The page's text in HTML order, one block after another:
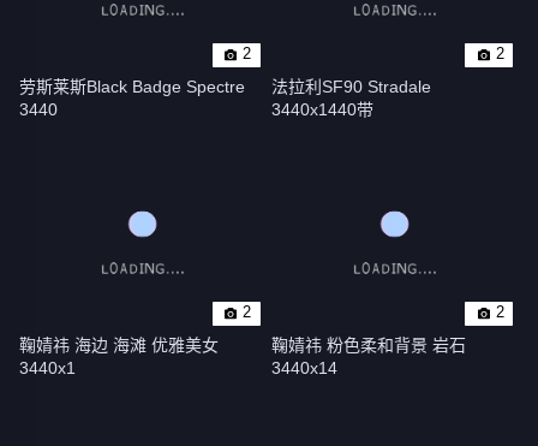
2
劳斯莱斯Black Badge Spectre
3440
2
法拉利SF90 Stradale
3440x1440带
2
鞠婧祎 海边 海滩 优雅美女
3440x1
2
鞠婧祎 粉色柔和背景 岩石
3440x14